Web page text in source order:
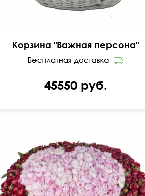
Корзина "Важная персона"
45550 руб.